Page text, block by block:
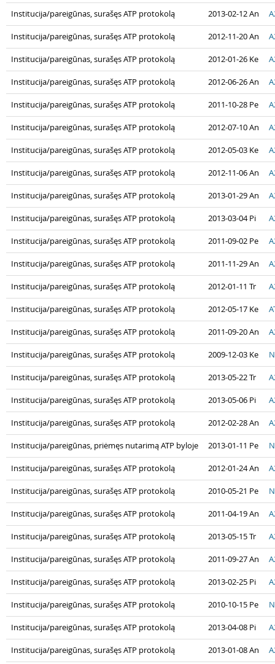
Institucija/pareigūnas, surašęs ATP protokolą 2013-02-12 An
Institucija/pareigūnas, surašęs ATP protokolą 2012-11-20 An
Institucija/pareigūnas, surašęs ATP protokolą 2012-01-26 Ke
Institucija/pareigūnas, surašęs ATP protokolą 2012-06-26 An
Institucija/pareigūnas, surašęs ATP protokolą 2011-10-28 Pe
Institucija/pareigūnas, surašęs ATP protokolą 2012-07-10 An
Institucija/pareigūnas, surašęs ATP protokolą 2012-05-03 Ke
Institucija/pareigūnas, surašęs ATP protokolą 2012-11-06 An
Institucija/pareigūnas, surašęs ATP protokolą 2013-01-29 An
Institucija/pareigūnas, surašęs ATP protokolą 2013-03-04 Pi
Institucija/pareigūnas, surašęs ATP protokolą 2011-09-02 Pe
Institucija/pareigūnas, surašęs ATP protokolą 2011-11-29 An
Institucija/pareigūnas, surašęs ATP protokolą 2012-01-11 Tr
Institucija/pareigūnas, surašęs ATP protokolą 2012-05-17 Ke
Institucija/pareigūnas, surašęs ATP protokolą 2011-09-20 An
Institucija/pareigūnas, surašęs ATP protokolą 2009-12-03 Ke
Institucija/pareigūnas, surašęs ATP protokolą 2013-05-22 Tr
Institucija/pareigūnas, surašęs ATP protokolą 2013-05-06 Pi
Institucija/pareigūnas, surašęs ATP protokolą 2012-02-28 An
Institucija/pareigūnas, priėmęs nutarimą ATP byloje 2013-01-11 Pe
Institucija/pareigūnas, surašęs ATP protokolą 2012-01-24 An
Institucija/pareigūnas, surašęs ATP protokolą 2010-05-21 Pe
Institucija/pareigūnas, surašęs ATP protokolą 2011-04-19 An
Institucija/pareigūnas, surašęs ATP protokolą 2013-05-15 Tr
Institucija/pareigūnas, surašęs ATP protokolą 2011-09-27 An
Institucija/pareigūnas, surašęs ATP protokolą 2013-02-25 Pi
Institucija/pareigūnas, surašęs ATP protokolą 2010-10-15 Pe
Institucija/pareigūnas, surašęs ATP protokolą 2013-04-08 Pi
Institucija/pareigūnas, surašęs ATP protokolą 2013-01-08 An